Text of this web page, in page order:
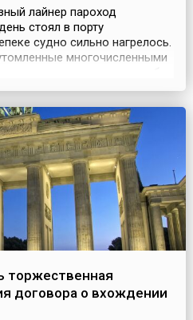
лайнер пароход
стоял в порту
судно сильно нагрелось.
многочисленными
часа корабль отошел от
ему навстречу следовал
торжественная
договора о вхождении